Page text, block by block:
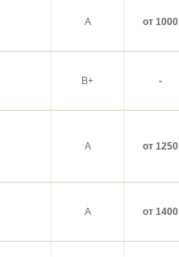
A от 1000
B+ -
A от 1250
A от 1400